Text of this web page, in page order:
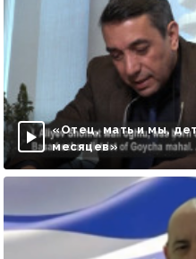
«Отец, мать и мы,
месяцев»